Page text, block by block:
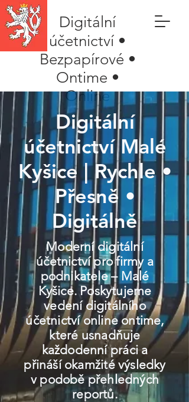
Digitální
účetnictví •
Bezpapírové •
Ontime •
Online
Digitální
účetnictví Malé
Kyšice | Rychle •
Přesně •
Digitálně
Moderní digitální
účetnictví pro firmy a
podnikatele – Malé
Kyšice. Poskytujeme
vedení digitálního
účetnictví online ontime,
které usnadňuje
každodenní práci a
přináší okamžité výsledky
v podobě přehledných
reportů.